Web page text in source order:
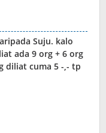
Suju. kalo
ada 9 org + 6 org
diliat cuma 5 -,- tp